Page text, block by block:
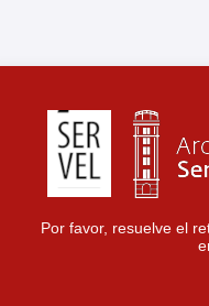
Por favor, resuelve el